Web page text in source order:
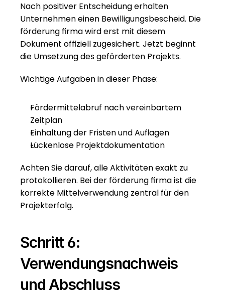
Nach positiver Entscheidung erhalten
Unternehmen einen Bewilligungsbescheid. Die
förderung firma wird erst mit diesem
Dokument offiziell zugesichert. Jetzt beginnt
die Umsetzung des geförderten Projekts.
Wichtige Aufgaben in dieser Phase:
Fördermittelabruf nach vereinbartem
Zeitplan
Einhaltung der Fristen und Auflagen
Lückenlose Projektdokumentation
Achten Sie darauf, alle Aktivitäten exakt zu
protokollieren. Bei der förderung firma ist die
korrekte Mittelverwendung zentral für den
Projekterfolg.
Schritt 6:
Verwendungsnachweis
und Abschluss